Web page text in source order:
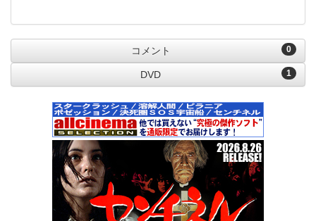
0
コメント
1
DVD